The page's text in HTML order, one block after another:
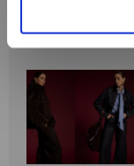
Mos Mosh